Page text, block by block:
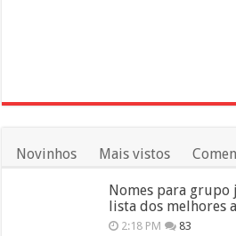
Novinhos Mais vistos
Nomes para grupo
lista dos melhores
2:18 PM 83